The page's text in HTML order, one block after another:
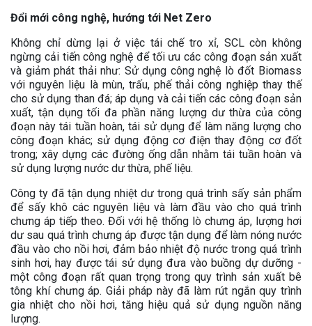
Đổi mới công nghệ, hướng tới Net Zero
Không chỉ dừng lại ở việc tái chế tro xỉ, SCL còn không
ngừng cải tiến công nghệ để tối ưu các công đoạn sản xuất
và giảm phát thải như: Sử dụng công nghệ lò đốt Biomass
với nguyên liệu là mùn, trấu, phế thải công nghiệp thay thế
cho sử dụng than đá; áp dụng và cải tiến các công đoạn sản
xuất, tận dụng tối đa phần năng lượng dư thừa của công
đoạn này tái tuần hoàn, tái sử dụng để làm năng lượng cho
công đoạn khác; sử dụng động cơ điện thay động cơ đốt
trong; xây dựng các đường ống dẫn nhằm tái tuần hoàn và
sử dụng lượng nước dư thừa, phế liệu.
Công ty đã tận dụng nhiệt dư trong quá trình sấy sản phẩm
để sấy khô các nguyên liệu và làm đầu vào cho quá trình
chưng áp tiếp theo. Đối với hệ thống lò chưng áp, lượng hơi
dư sau quá trình chưng áp được tận dụng để làm nóng nước
đầu vào cho nồi hơi, đảm bảo nhiệt độ nước trong quá trình
sinh hơi, hay được tái sử dụng đưa vào buồng dự dưỡng -
một công đoạn rất quan trọng trong quy trình sản xuất bê
tông khí chưng áp. Giải pháp này đã làm rút ngắn quy trình
gia nhiệt cho nồi hơi, tăng hiệu quả sử dụng nguồn năng
lượng.